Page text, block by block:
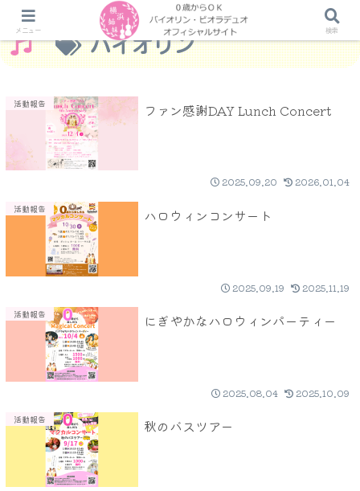
バイオリン
活動報告 ファン感謝DAY Lunch Concert
2025.09.20 2026.01.04
活動報告 ハロウィンコンサート
2025.09.19 2025.11.19
活動報告 にぎやかなハロウィンパーティー
2025.08.04 2025.10.09
活動報告 秋のバスツアー
メニュー 検索